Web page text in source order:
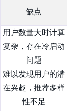
缺点
用户数量大时计算
复杂，存在冷启动
问题
难以发现用户的潜
在兴趣，推荐多样
性不足